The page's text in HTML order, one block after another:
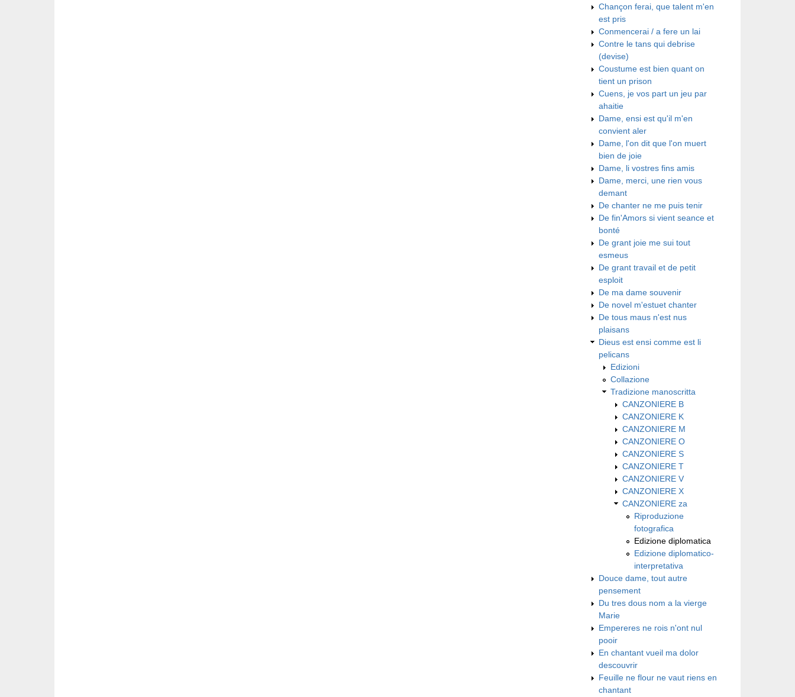
Chançon ferai, que talent m'en
est pris
Conmencerai / a fere un lai
Contre le tans qui debrise
(devise)
Coustume est bien quant on
tient un prison
Cuens, je vos part un jeu par
ahaitie
Dame, ensi est qu'il m'en
convient aler
Dame, l'on dit que l'on muert
bien de joie
Dame, li vostres fins amis
Dame, merci, une rien vous
demant
De chanter ne me puis tenir
De fin'Amors si vient seance et
bonté
De grant joie me sui tout
esmeus
De grant travail et de petit
esploit
De ma dame souvenir
De novel m'estuet chanter
De tous maus n'est nus
plaisans
Dieus est ensi comme est li
pelicans
Edizioni
Collazione
Tradizione manoscritta
CANZONIERE B
CANZONIERE K
CANZONIERE M
CANZONIERE O
CANZONIERE S
CANZONIERE T
CANZONIERE V
CANZONIERE X
CANZONIERE za
Riproduzione
fotografica
Edizione diplomatica
Edizione diplomatico-
interpretativa
Douce dame, tout autre
pensement
Du tres dous nom a la vierge
Marie
Empereres ne rois n'ont nul
pooir
En chantant vueil ma dolor
descouvrir
Feuille ne flour ne vaut riens en
chantant